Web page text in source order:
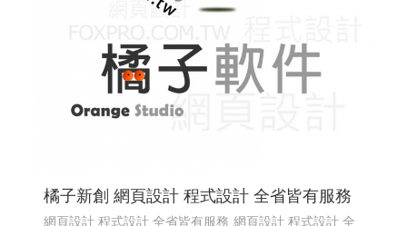
橘子新創 網頁設計 程式設計 全省皆有服務
網頁設計 程式設計 全省皆有服務 網頁設計 程式設計 全